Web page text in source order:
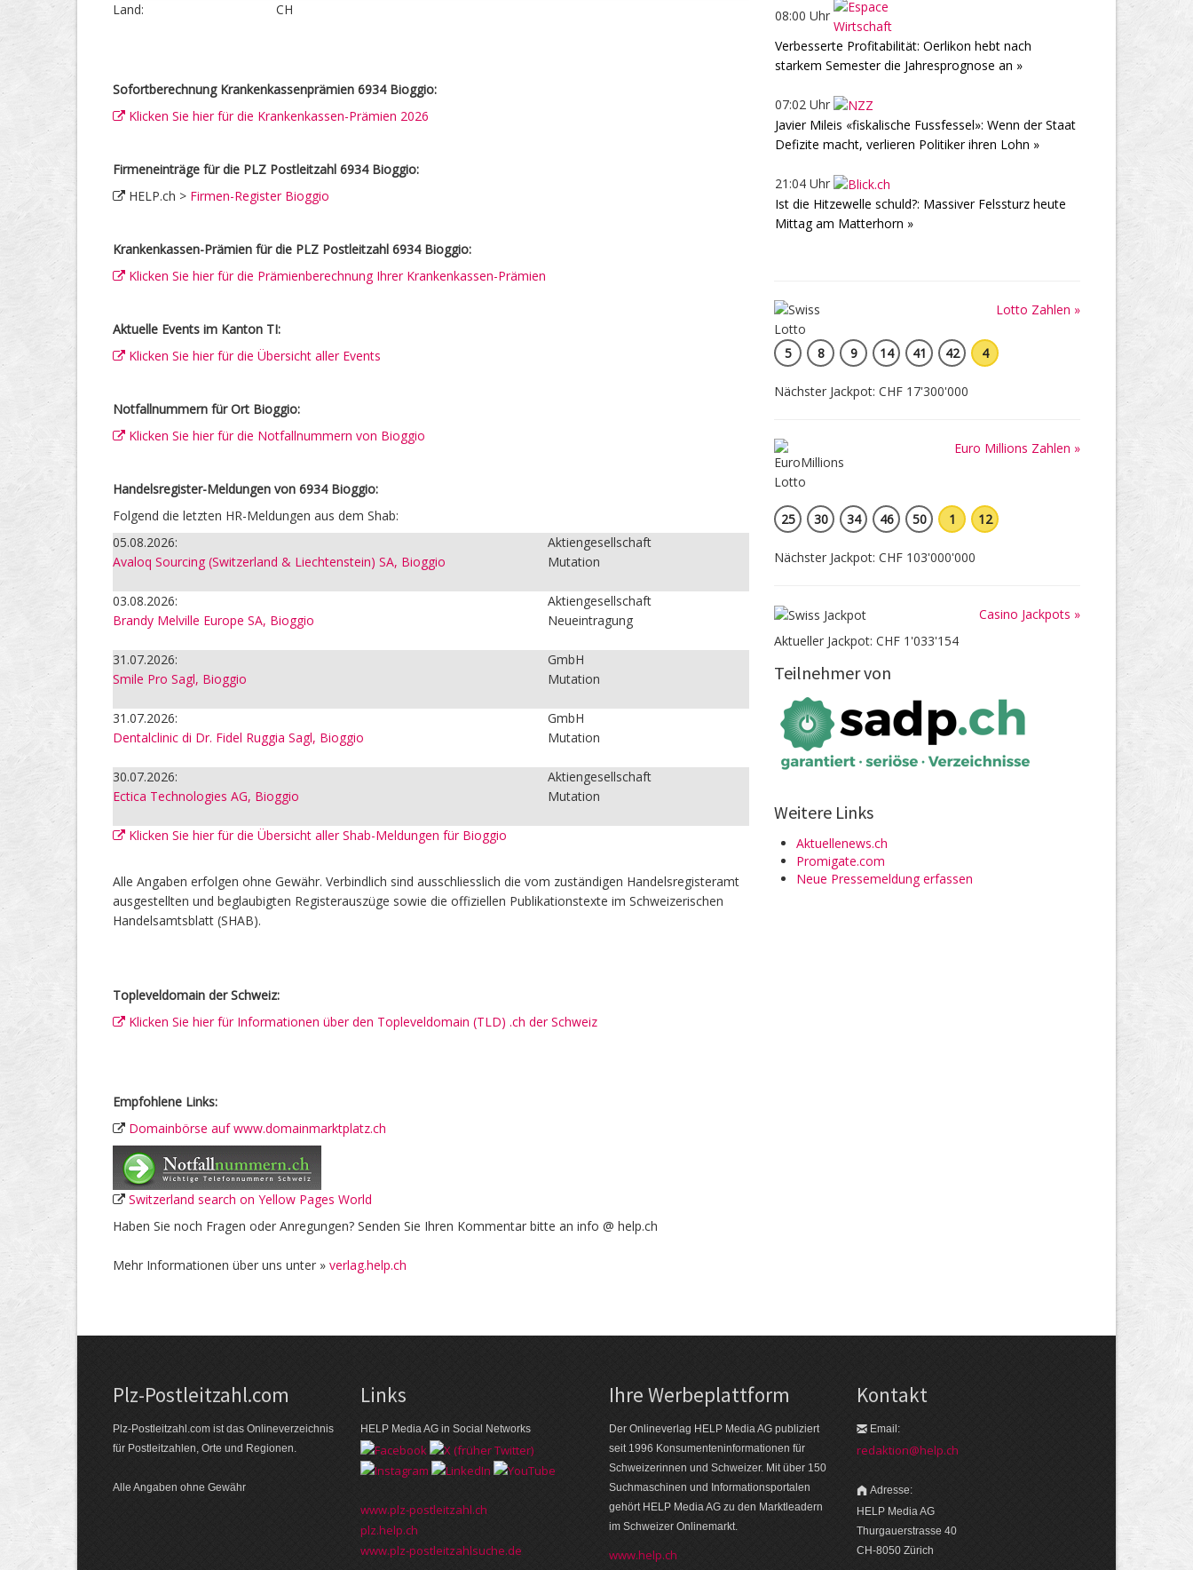
Land:
CH
Sofortberechnung Krankenkassenprämien 6934 Bioggio:
Klicken Sie hier für die Krankenkassen-Prämien 2026
Firmeneinträge für die PLZ Postleitzahl 6934 Bioggio:
HELP.ch > Firmen-Register Bioggio
Krankenkassen-Prämien für die PLZ Postleitzahl 6934 Bioggio:
Klicken Sie hier für die Prämienberechnung Ihrer Krankenkassen-Prämien
Aktuelle Events im Kanton TI:
Klicken Sie hier für die Übersicht aller Events
Notfallnummern für Ort Bioggio:
Klicken Sie hier für die Notfallnummern von Bioggio
Handelsregister-Meldungen von 6934 Bioggio:
Folgend die letzten HR-Meldungen aus dem Shab:
05.08.2026:
Avaloq Sourcing (Switzerland & Liechtenstein) SA, Bioggio
Aktiengesellschaft
Mutation
03.08.2026:
Brandy Melville Europe SA, Bioggio
Aktiengesellschaft
Neueintragung
31.07.2026:
Smile Pro Sagl, Bioggio
GmbH
Mutation
31.07.2026:
Dentalclinic di Dr. Fidel Ruggia Sagl, Bioggio
GmbH
Mutation
30.07.2026:
Ectica Technologies AG, Bioggio
Aktiengesellschaft
Mutation
Klicken Sie hier für die Übersicht aller Shab-Meldungen für Bioggio
Alle Angaben erfolgen ohne Gewähr. Verbindlich sind ausschliesslich die vom zuständigen Handelsregisteramt
ausgestellten und beglaubigten Registerauszüge sowie die offiziellen Publikationstexte im Schweizerischen
Handelsamtsblatt (SHAB).
Topleveldomain der Schweiz:
Klicken Sie hier für Informationen über den Topleveldomain (TLD) .ch der Schweiz
Empfohlene Links:
Domainbörse auf www.domainmarktplatz.ch
Switzerland search on Yellow Pages World
Haben Sie noch Fragen oder Anregungen? Senden Sie Ihren Kommentar bitte an info @ help.ch
Mehr Informationen über uns unter » verlag.help.ch
08:00 Uhr
Verbesserte Profitabilität: Oerlikon hebt nach
starkem Semester die Jahresprognose an »
07:02 Uhr
Javier Mileis «fiskalische Fussfessel»: Wenn der Staat
Defizite macht, verlieren Politiker ihren Lohn »
21:04 Uhr
Ist die Hitzewelle schuld?: Massiver Felssturz heute
Mittag am Matterhorn »
Lotto Zahlen »
5 8 9 14 41 42 4
Nächster Jackpot: CHF 17'300'000
Euro Millions Zahlen »
25 30 34 46 50 1 12
Nächster Jackpot: CHF 103'000'000
Casino Jackpots »
Aktueller Jackpot: CHF 1'033'154
Teilnehmer von
Weitere Links
Aktuellenews.ch
Promigate.com
Neue Pressemeldung erfassen
Plz-Postleitzahl.com
Plz-Postleitzahl.com ist das Onlineverzeichnis
für Postleitzahlen, Orte und Regionen.
Alle Angaben ohne Gewähr
Links
HELP Media AG in Social Networks
www.plz-postleitzahl.ch
plz.help.ch
www.plz-postleitzahlsuche.de
Ihre Werbeplattform
Der Onlineverlag HELP Media AG publiziert
seit 1996 Konsumenten­informationen für
Schweizerinnen und Schweizer. Mit über 150
Suchmaschinen und Informations­portalen
gehört HELP Media AG zu den Markt­leadern
im Schweizer Onlinemarkt.
www.help.ch
Kontakt
Email:
redaktion@help.ch
Adresse:
HELP Media AG
Thurgauerstrasse 40
CH-8050 Zürich